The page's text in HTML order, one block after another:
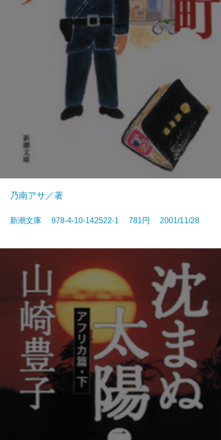
乃南アサ／著
新潮文庫 978-4-10-142522-1 781円 2001/11/28